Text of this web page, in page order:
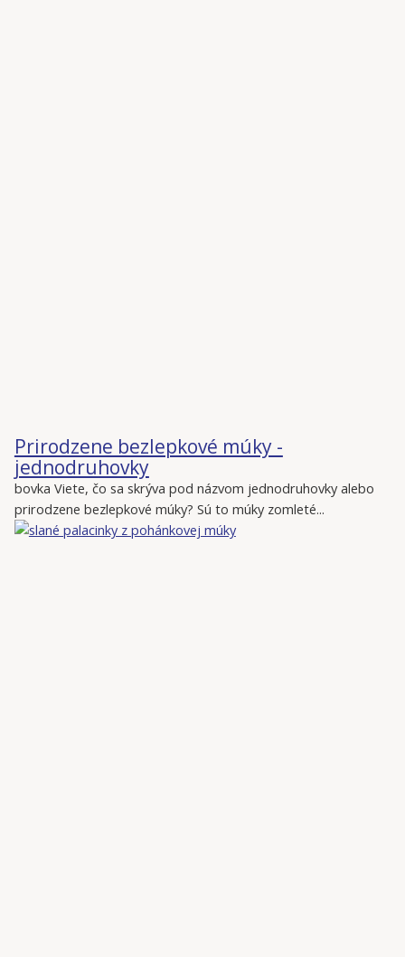
Prirodzene bezlepkové múky -
jednodruhovky
bovka Viete, čo sa skrýva pod názvom jednodruhovky alebo
prirodzene bezlepkové múky? Sú to múky zomleté...